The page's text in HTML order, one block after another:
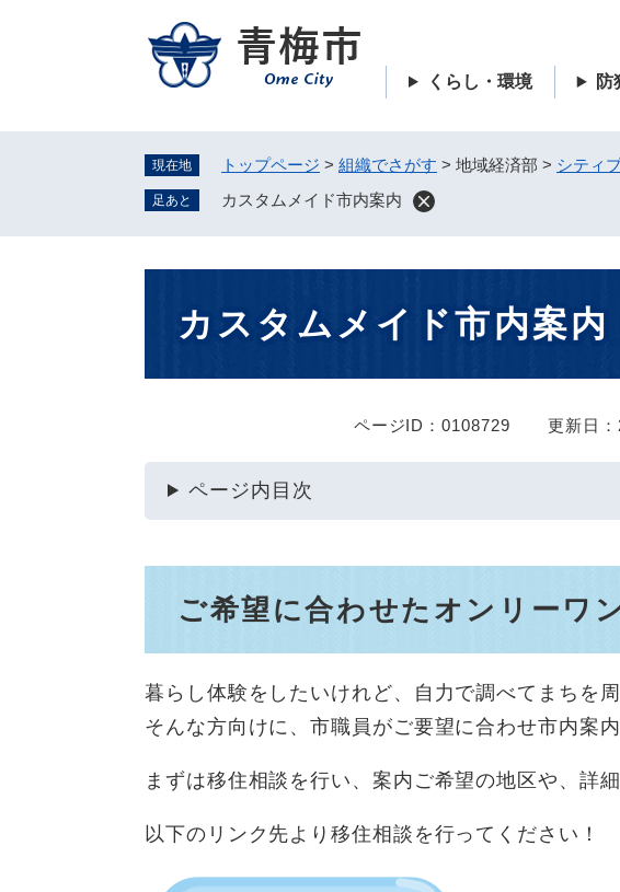
くらし・環境 防
現在地 トップページ > 組織でさがす > 地域経済部 > シティ
足あと カスタムメイド市内案内
カスタムメイド市内案内
ページID：0108729 更新日
ページ内目次
ご希望に合わせたオンリーワ
暮らし体験をしたいけれど、自力で調べてまちを
そんな方向けに、市職員がご要望に合わせ市内案内
まずは移住相談を行い、案内ご希望の地区や、詳
以下のリンク先より移住相談を行ってください！